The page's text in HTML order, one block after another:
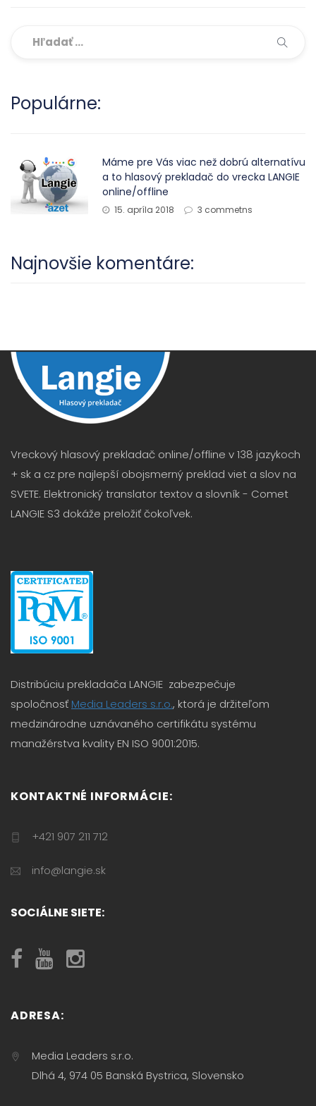
Populárne:
Máme pre Vás viac než dobrú alternatívu
a to hlasový prekladač do vrecka LANGIE
online/offline
15. apríla 2018 3 commetns
Najnovšie komentáre:
Vreckový hlasový prekladač online/offline v 138 jazykoch
+ sk a cz pre najlepší obojsmerný preklad viet a slov na
SVETE. Elektronický translator textov a slovník - Comet
LANGIE S3 dokáže preložiť čokoľvek.
Distribúciu prekladača LANGIE zabezpečuje
spoločnosť Media Leaders s.r.o., ktorá je držiteľom
medzinárodne uznávaného certifikátu systému
manažérstva kvality EN ISO 9001:2015.
KONTAKTNÉ INFORMÁCIE:
+421 907 211 712
info@langie.sk
SOCIÁLNE SIETE:
ADRESA:
Media Leaders s.r.o.
Dlhá 4, 974 05 Banská Bystrica, Slovensko